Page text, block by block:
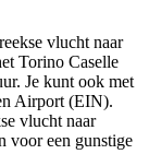
vlucht naar
Torino Caselle
Je kunt ook met
Airport (EIN).
vlucht naar
voor een gunstige